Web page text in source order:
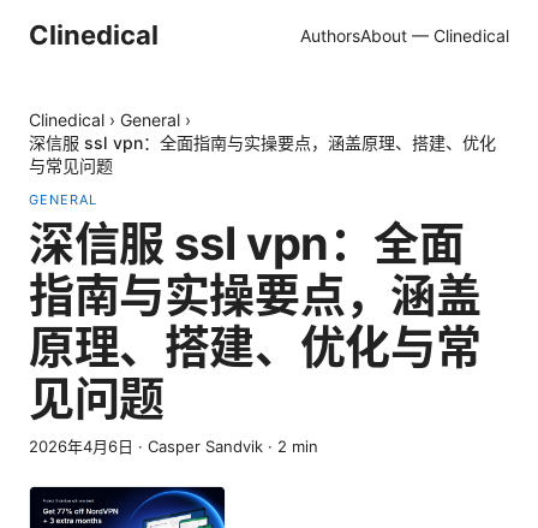
Clinedical AuthorsAbout — Clinedical
Clinedical › General ›
深信服 ssl vpn：全面指南与实操要点，涵盖原理、搭建、优化
与常见问题
GENERAL
深信服 ssl vpn：全面
指南与实操要点，涵盖
原理、搭建、优化与常
见问题
2026年4月6日 · Casper Sandvik · 2 min